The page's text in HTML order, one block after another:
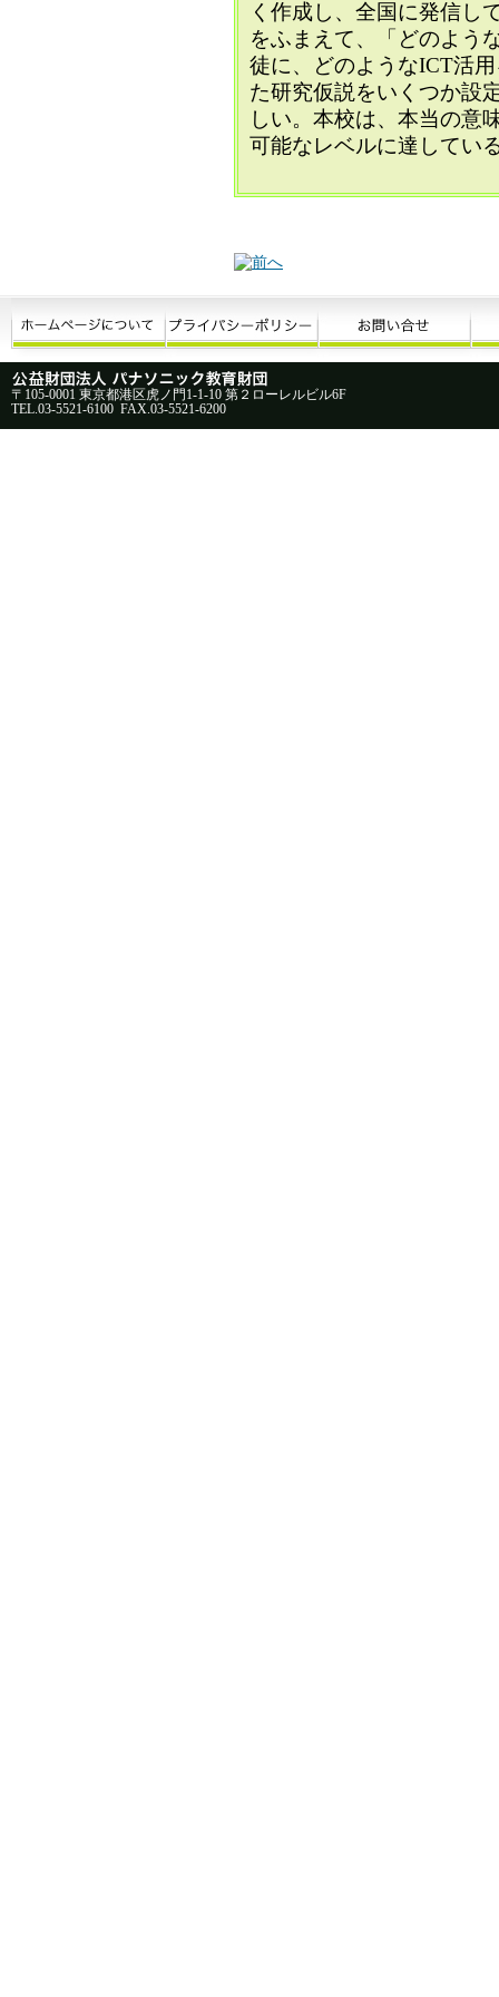
く作成し、全国に発信し
をふまえて、「どのよう
徒に、どのようなICT活
た研究仮説をいくつか設
しい。本校は、本当の意
可能なレベルに達してい